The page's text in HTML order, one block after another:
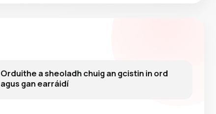
Orduithe a sheoladh chuig an gcistin in ord
agus gan earráidí